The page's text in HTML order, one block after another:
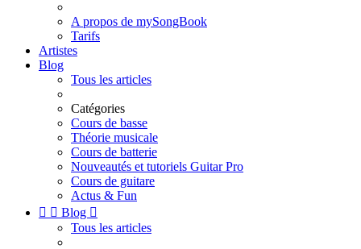
A propos de mySongBook
Tarifs
Artistes
Blog
Tous les articles
Catégories
Cours de basse
Théorie musicale
Cours de batterie
Nouveautés et tutoriels Guitar Pro
Cours de guitare
Actus & Fun
  Blog 
Tous les articles